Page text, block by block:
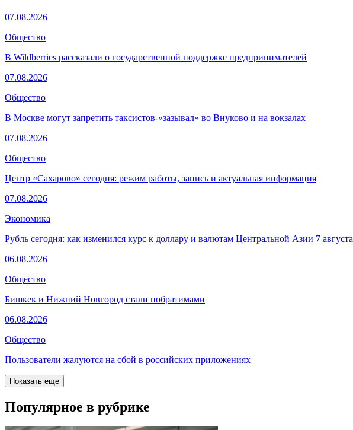
07.08.2026
Общество
В Wildberries рассказали о государственной поддержке предпринимателей
07.08.2026
Общество
В Москве могут запретить таксистов-«зазывал» во Внуково и на вокзалах
07.08.2026
Общество
Центр «Сахарово» сегодня: режим работы, запись и актуальная информация
07.08.2026
Экономика
Рубль сегодня: как изменился курс к доллару и валютам Центральной Азии 7 августа
06.08.2026
Общество
Бишкек и Нижний Новгород стали побратимами
06.08.2026
Общество
Пользователи жалуются на сбой в российских приложениях
Показать еще
Популярное в рубрике